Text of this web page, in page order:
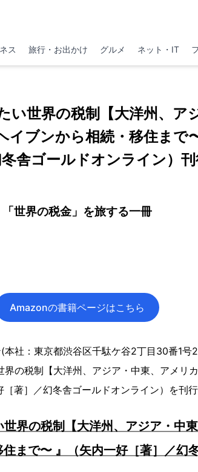
ス 旅行・お出かけ グルメ ネット・IT
い世界の税制【大洋州、ア
イブンから相続・移住まで
冬舎ゴールドオンライン）刊
「世界の税金」を旅する一冊
Amazonの書籍ページはこちら
社：東京都渋谷区千駄ケ谷2丁目30番1号
の税制【大洋州、アジア・中東、アメリ
著］／幻冬舎ゴールドオンライン）を刊行
界の税制【大洋州、アジア・中
まで〜 』（矢内一好［著］／幻